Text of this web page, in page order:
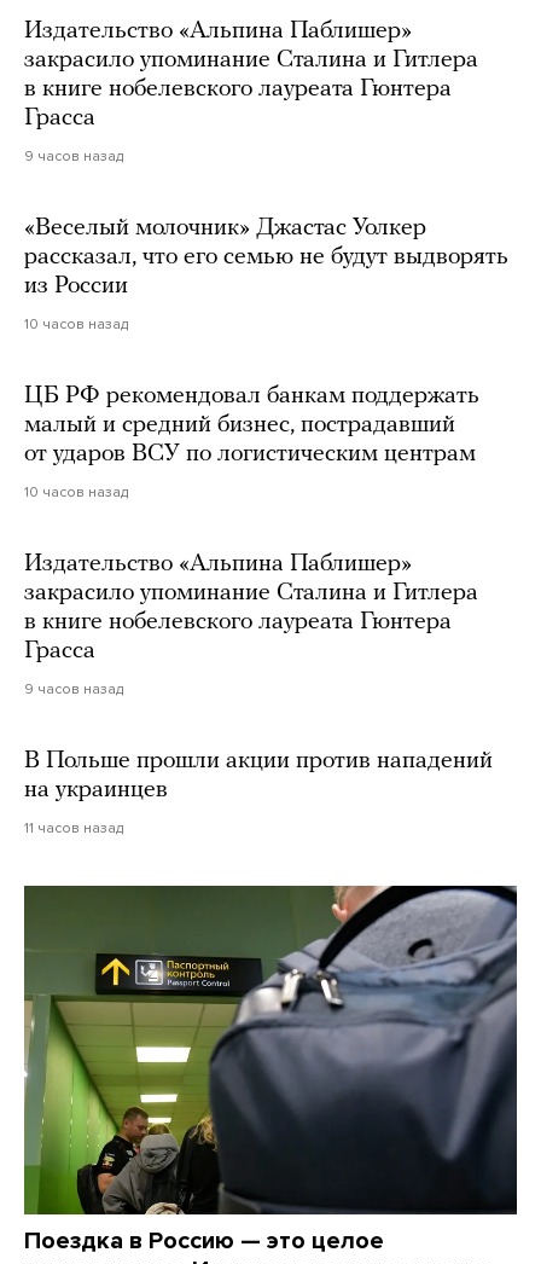
Издательство «Альпина Паблишер»
закрасило упоминание Сталина и Гитлера
в книге нобелевского лауреата Гюнтера
Грасса
9 часов назад
«Веселый молочник» Джастас Уолкер
рассказал, что его семью не будут выдворять
из России
10 часов назад
ЦБ РФ рекомендовал банкам поддержать
малый и средний бизнес, пострадавший
от ударов ВСУ по логистическим центрам
10 часов назад
Издательство «Альпина Паблишер»
закрасило упоминание Сталина и Гитлера
в книге нобелевского лауреата Гюнтера
Грасса
9 часов назад
В Польше прошли акции против нападений
на украинцев
11 часов назад
Поездка в Россию — это целое